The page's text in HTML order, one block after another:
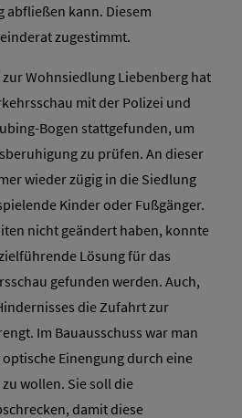
abfließen kann. Diesem
zugestimmt.
Wohnsiedlung Liebenberg hat
mit der Polizei und
Bogen stattgefunden, um
zu prüfen. An dieser
wieder zügig in die Siedlung
Kinder oder Fußgänger.
nicht geändert haben, konnte
Lösung für das
gefunden werden. Auch,
die Zufahrt zur
Im Bauausschuss war man
Einengung durch eine
wollen. Sie soll die
damit diese